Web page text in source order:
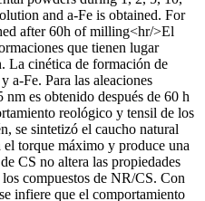
and a-Fe is obtained. For
after 60h of milling<hr/>El
que tienen lugar
La cinética de formación de
a-Fe. Para las aleaciones
es obtenido después de 60 h
reológico y tensil de los
se sintetizó el caucho natural
torque máximo y produce una
CS no altera las propiedades
compuestos de NR/CS. Con
infiere que el comportamiento